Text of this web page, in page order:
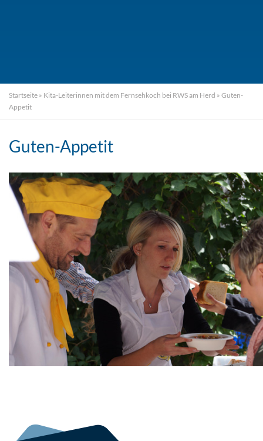
Startseite » Kita-Leiterinnen mit dem Fernsehkoch bei RWS am Herd » Guten-
Appetit
Guten-Appetit